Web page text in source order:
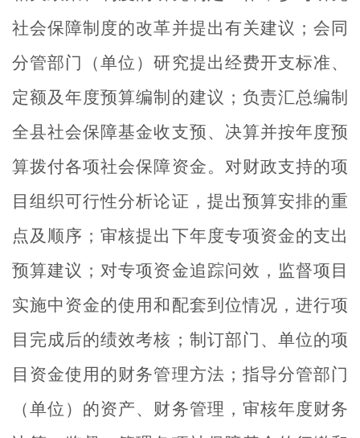
社会保障制度的改革并提出有关建议；会同
分管部门（单位）研究提出经费开支标准、
定额及年度预算编制的建议；负责汇总编制
全县社会保障基金收支预、决算并按年度预
算拨付各项社会保障资金。对财政支持的项
目组织可行性分析论证，提出预算安排的重
点及顺序；审核提出下年度专项资金的支出
预算建议；对专项资金追踪问效，监督项目
实施中资金的使用和配套到位情况，进行项
目完成后的绩效考核；制订部门、单位的项
目资金使用的财务管理方法；指导分管部门
（单位）的资产、财务管理，审核年度财务